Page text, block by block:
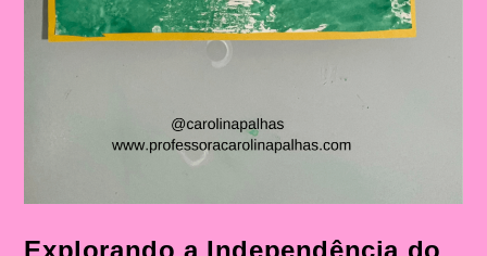
Explorando a Independência do